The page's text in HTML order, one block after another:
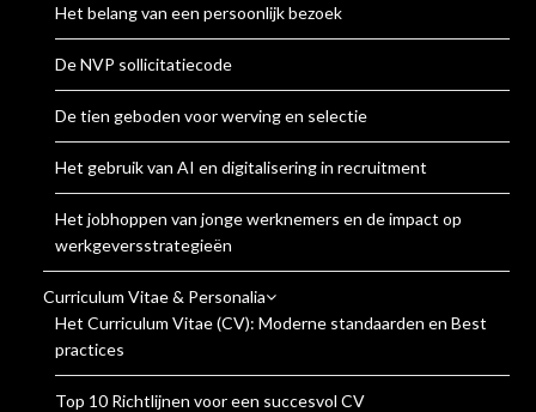
Het belang van een persoonlijk bezoek
De NVP sollicitatiecode
De tien geboden voor werving en selectie
Het gebruik van AI en digitalisering in recruitment
Het jobhoppen van jonge werknemers en de impact op
werkgeversstrategieën
Curriculum Vitae & Personalia
Het Curriculum Vitae (CV): Moderne standaarden en Best
practices
Top 10 Richtlijnen voor een succesvol CV